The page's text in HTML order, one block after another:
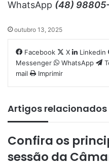
WhatsApp (48)
outubro 13, 2025
Facebook X Linkedin
Messenger
WhatsApp
mail
Imprimir
Artigos relacionados
Confira os
sessão da